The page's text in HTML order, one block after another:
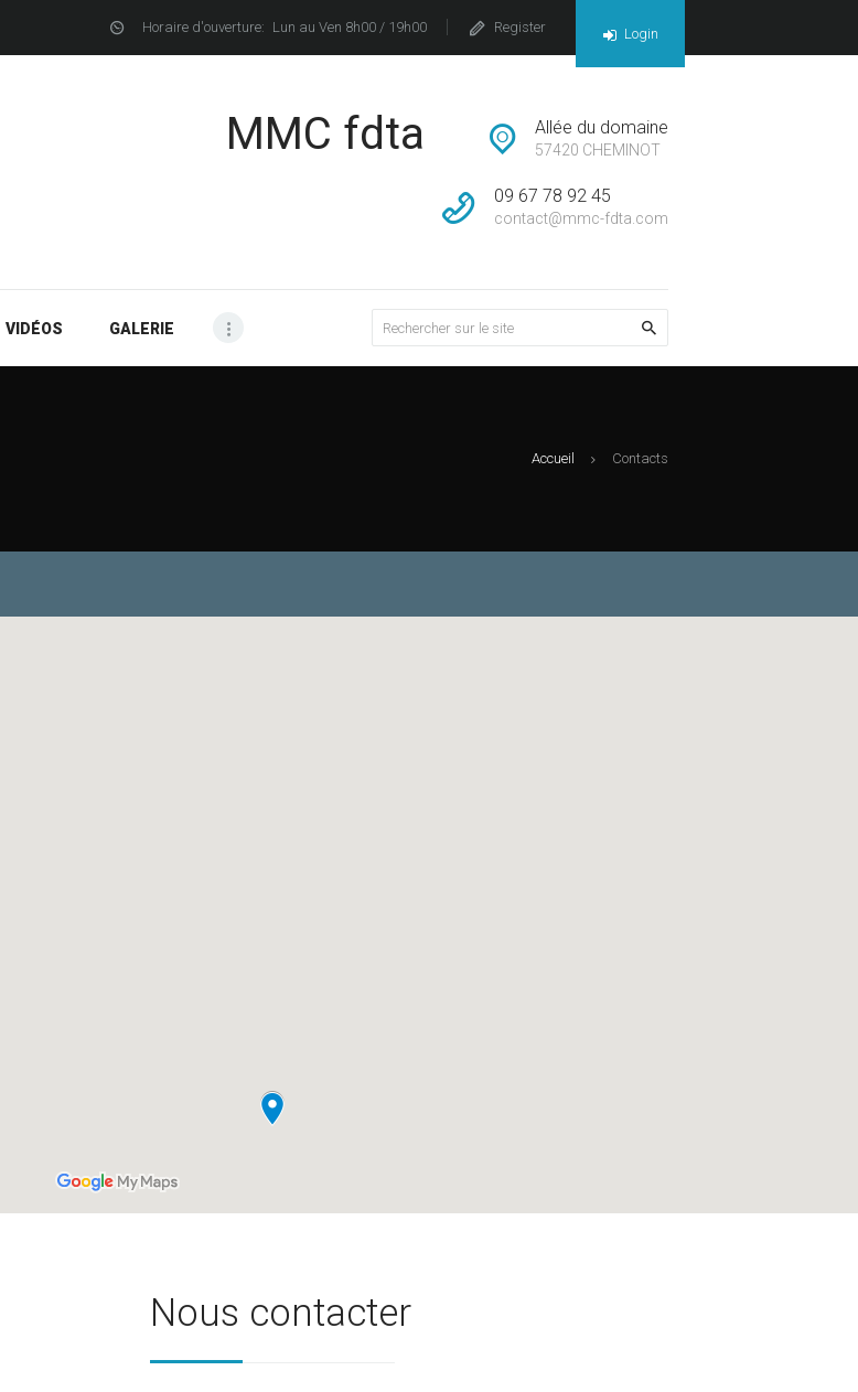
Horaire d'ouverture: Lun au Ven 8h00 / 19h00 Register Login
MMC fdta Allée du domaine
57420 CHEMINOT
09 67 78 92 45
contact@mmc-fdta.com
VIDÉOS GALERIE
Accueil Contacts
Nous contacter